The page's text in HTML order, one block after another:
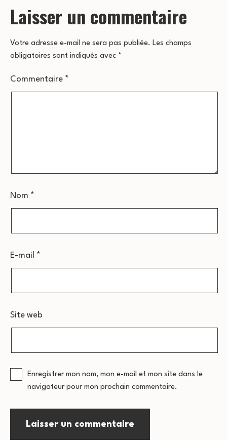
Laisser un commentaire
Votre adresse e-mail ne sera pas publiée. Les champs
obligatoires sont indiqués avec *
Commentaire *
Nom *
E-mail *
Site web
Enregistrer mon nom, mon e-mail et mon site dans le
navigateur pour mon prochain commentaire.